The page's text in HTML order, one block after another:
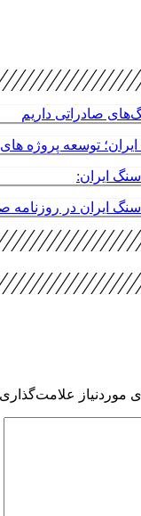
صادراتی داریم
توسعه پروژه های
ایران:
ایران در روزنامه
موردنیاز